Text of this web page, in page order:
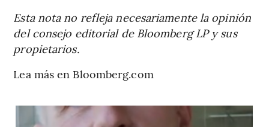
Esta nota no refleja necesariamente la opinión
del consejo editorial de Bloomberg LP y sus
propietarios.
Lea más en Bloomberg.com